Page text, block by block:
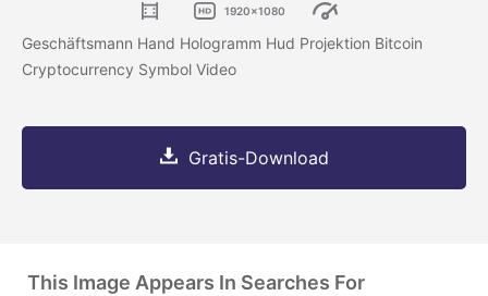
1920x1080
Geschäftsmann Hand Hologramm Hud Projektion Bitcoin
Cryptocurrency Symbol Video
Gratis-Download
This Image Appears In Searches For